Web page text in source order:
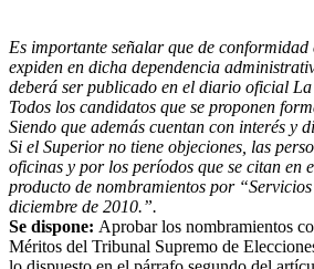
Es importante señalar que de
expiden en dicha dependencia
deberá ser publicado en el diario oficial La
Todos los candidatos que se proponen
Siendo que además cuentan con interés y
Si el Superior no tiene objeciones, las
oficinas y por los períodos que se citan en
producto de nombramientos por
diciembre de 2010.”.
Se dispone: Aprobar los nombramientos
Méritos del Tribunal Supremo de